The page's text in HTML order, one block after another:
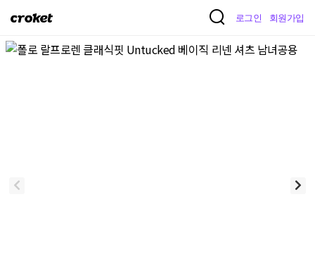
크
켓
로그인 회원가입